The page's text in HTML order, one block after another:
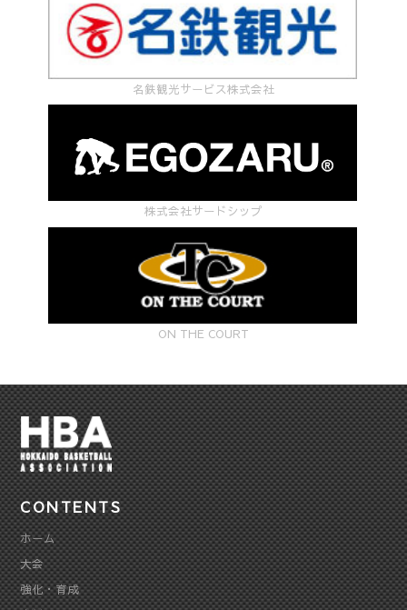
名鉄観光サービス株式会社
株式会社サードシップ
ON THE COURT
CONTENTS
ホーム
大会
強化・育成